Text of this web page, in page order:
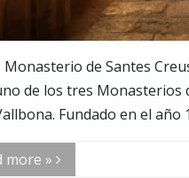
de Santes
de los tres Monasterios
Fundado en el
more »